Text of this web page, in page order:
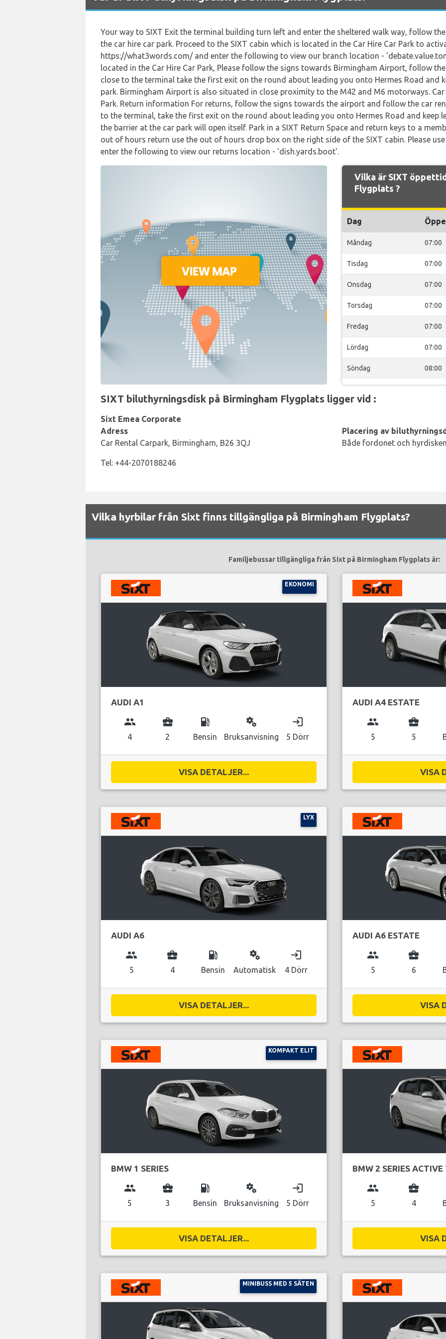
Your way to SIXT Exit the terminal building turn left and enter the sheltered walk way, follow
the car hire car park. Proceed to the SIXT cabin which is located in the Car Hire Car Park to
https://what3words.com/ and enter the following to view our branch location -
located in the Car Hire Car Park, Please follow the signs towards Birmingham Airport, follow
close to the terminal take the first exit on the round about leading you onto Hermes Road and
park. Birmingham Airport is also situated in close proximity to the M42 and M6 motorways. Car
Park. Return information For returns, follow the signs towards the airport and follow the car
to the terminal, take the first exit on the round about leading you onto Hermes Road and keep
the barrier at the car park will open itself. Park in a SIXT Return Space and return keys to a
out of hours return use the out of hours drop box on the right side of the SIXT cabin. Please
enter the following to view our returns location - 'dish.yards.boot'.
Vilka är SIXT
Flygplats ?
Dag
Måndag 07:00
Tisdag 07:00
Onsdag 07:00
Torsdag 07:00
Fredag 07:00
Lördag 07:00
Söndag 08:00
SIXT biluthyrningsdisk på Birmingham Flygplats ligger vid :
Sixt Emea Corporate
Adress
Car Rental Carpark, Birmingham, B26 3QJ
Tel: +44-2070188246
Placering av
Både fordonet och
Vilka hyrbilar från Sixt finns tillgängliga på Birmingham Flygplats?
Familjebussar tillgängliga från Sixt på Birmingham Flygplats är:
EKONOMI
AUDI A1
group
4
business_center
2
local_gas_station
Bensin
miscellaneous_services
Bruksanvisning
login
5 Dörr
VISA DETALJER...
AUDI A4 ESTATE
group
5
business_center
5
VISA
LYX
AUDI A6
group
5
business_center
4
local_gas_station
Bensin
miscellaneous_services
Automatisk
login
4 Dörr
VISA DETALJER...
AUDI A6 ESTATE
group
5
business_center
6
VISA
KOMPAKT ELIT
BMW 1 SERIES
group
5
business_center
3
local_gas_station
Bensin
miscellaneous_services
Bruksanvisning
login
5 Dörr
VISA DETALJER...
BMW 2 SERIES ACTIVE
group
5
business_center
4
VISA
MINIBUSS MED 5 SÄTEN